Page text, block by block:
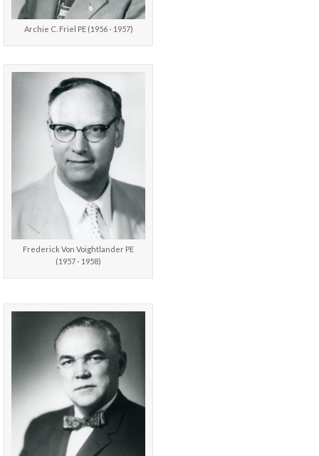
Archie C. Friel PE (1956 - 1957)
Frederick Von Voightlander PE
(1957 - 1958)